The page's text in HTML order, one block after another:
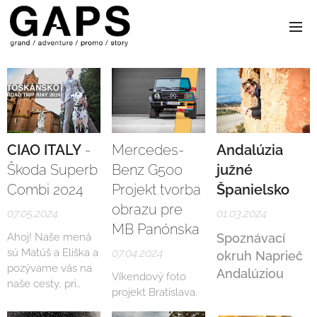
CIAO ITALY -
Škoda Superb
Combi 2024
07.05.2024
Ahoj! Naše mená
sú Matúš a Eliška a
pozývame vás na
naše cesty, pri
Mercedes-
Benz G500
Projekt tvorba
obrazu pre
MB Panónska
07.04.2024
Víkendový foto
projekt Bratislava.
Andalúzia
južné
Španielsko
01.03.2024
Spoznávací
okruh Naprieč
Andalúziou